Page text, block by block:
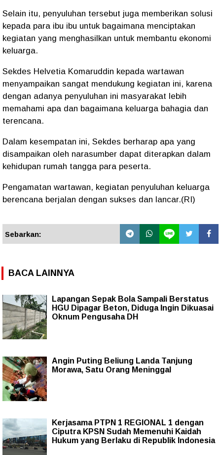
Selain itu, penyuluhan tersebut juga memberikan solusi
kepada para ibu ibu untuk bagaimana menciptakan
kegiatan yang menghasilkan untuk membantu ekonomi
keluarga.
Sekdes Helvetia Komaruddin kepada wartawan
menyampaikan sangat mendukung kegiatan ini, karena
dengan adanya penyuluhan ini masyarakat lebih
memahami apa dan bagaimana keluarga bahagia dan
terencana.
Dalam kesempatan ini, Sekdes berharap apa yang
disampaikan oleh narasumber dapat diterapkan dalam
kehidupan rumah tangga para peserta.
Pengamatan wartawan, kegiatan penyuluhan keluarga
berencana berjalan dengan sukses dan lancar.(RI)
Sebarkan:
BACA LAINNYA
Lapangan Sepak Bola Sampali Berstatus
HGU Dipagar Beton, Diduga Ingin Dikuasai
Oknum Pengusaha DH
Angin Puting Beliung Landa Tanjung
Morawa, Satu Orang Meninggal
Kerjasama PTPN 1 REGIONAL 1 dengan
Ciputra KPSN Sudah Memenuhi Kaidah
Hukum yang Berlaku di Republik Indonesia